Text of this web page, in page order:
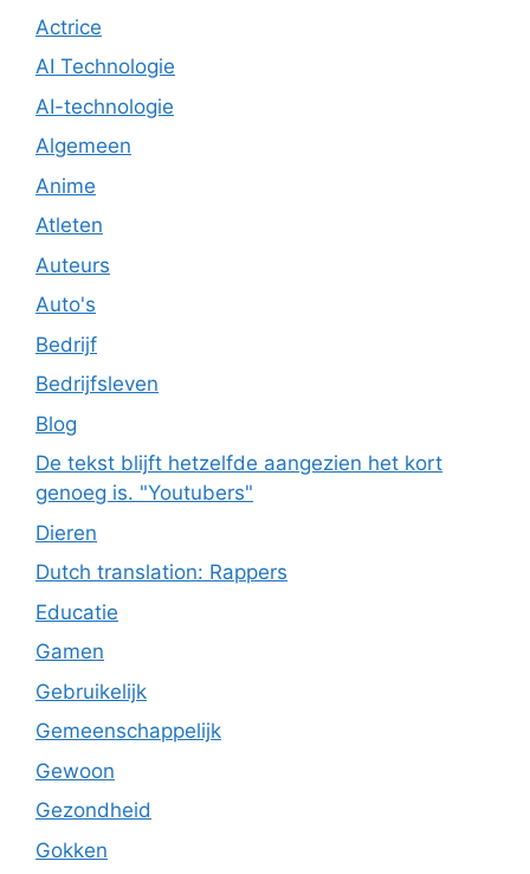
Actrice
AI Technologie
AI-technologie
Algemeen
Anime
Atleten
Auteurs
Auto's
Bedrijf
Bedrijfsleven
Blog
De tekst blijft hetzelfde aangezien het kort
genoeg is. "Youtubers"
Dieren
Dutch translation: Rappers
Educatie
Gamen
Gebruikelijk
Gemeenschappelijk
Gewoon
Gezondheid
Gokken